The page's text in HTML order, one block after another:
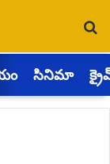
సినిమా